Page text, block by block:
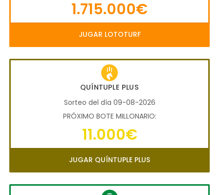
1.715.000€
JUGAR LOTOTURF
QUÍNTUPLE PLUS
Sorteo del día 09-08-2026
PRÓXIMO BOTE MILLONARIO:
11.000€
JUGAR QUÍNTUPLE PLUS